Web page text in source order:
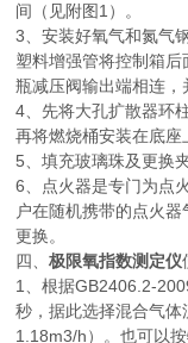
间（见附图1）。
3、安装好氧气和氮气
塑料增强管将控制箱
瓶减压阀输出端相连，
4、先将大孔扩散器环
再将燃烧桶安装在底座
5、填充玻璃珠及更换
6、点火器是专门为点
户在随机携带的点火
更换。
四、极限氧指数测定仪
1、根据GB2406.2-
秒，据此选择混合气
1.18m3/h）。也可以